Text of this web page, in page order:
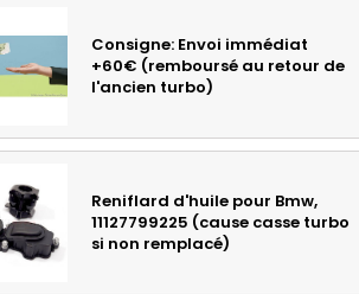
Consigne: Envoi immédiat
+60€ (remboursé au retour de
l'ancien turbo)
Reniflard d'huile pour Bmw,
11127799225 (cause casse turbo
si non remplacé)